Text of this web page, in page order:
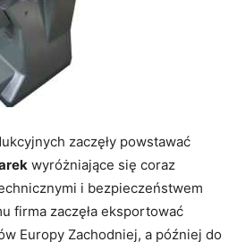
zaczęły powstawać
wyróżniające się coraz
i bezpieczeństwem
firma zaczęła eksportować
Europy Zachodniej, a później do